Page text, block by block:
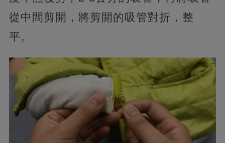
從中間剪開，將剪開的吸管對折，整
平。